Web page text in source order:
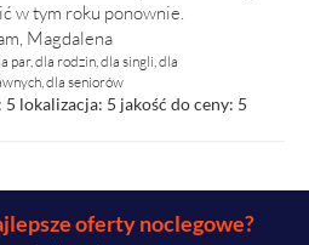
w tym roku ponownie.
Magdalena
par, dla rodzin, dla singli, dla
dla seniorów
5 lokalizacja: 5 jakość do ceny: 5
oferty noclegowe?